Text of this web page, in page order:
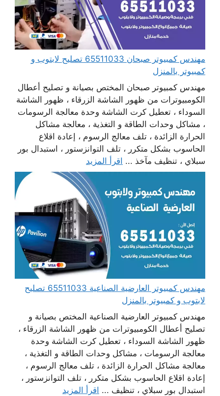
مهندس كمبيوتر صبحان 65511033 تصليح لابتوب و
كمبيوتر بالمنزل
مهندس كمبيوتر صبحان المختص بصيانة و تصليح أعطال
الكومبيوترات من ظهور الشاشة الزرقاء ، ظهور الشاشة
السوداء ، تعطيل كرت الشاشة وحدة معالجة الرسومات
، مشاكل وحدات الطاقة و التغذية ، معالجة مشاكل
الحرارة الزائدة ، تلف معالج الرسوم ، إعادة اقلاع
الحاسوب بشكل متكرر ، تلف التوانزستور ، استبدال بور
سبلاي ، تنظيف مآخذ ... اقرأ المزيد
مهندس كمبيوتر العارضية الصناعية 65511033 تصليح
لابتوب و كمبيوتر بالمنزل
مهندس كمبيوتر العارضية الصناعية المختص بصيانة و
تصليح أعطال الكومبيوترات من ظهور الشاشة الزرقاء ،
ظهور الشاشة السوداء ، تعطيل كرت الشاشة وحدة
معالجة الرسومات ، مشاكل وحدات الطاقة و التغذية ،
معالجة مشاكل الحرارة الزائدة ، تلف معالج الرسوم ،
إعادة اقلاع الحاسوب بشكل متكرر ، تلف التوانزستور ،
استبدال بور سبلاي ، تنظيف ... اقرأ المزيد